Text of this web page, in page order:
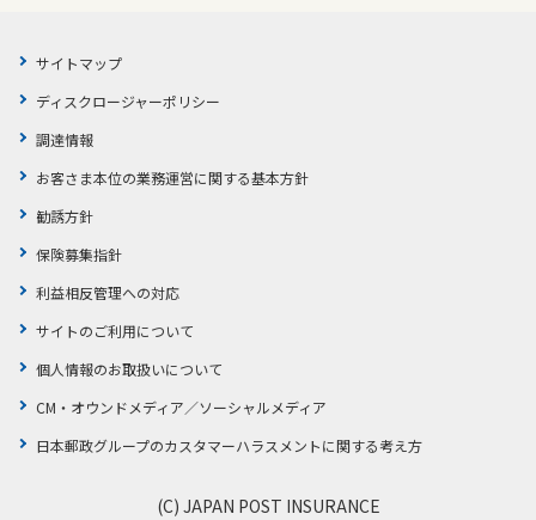
サイトマップ
ディスクロージャーポリシー
調達情報
お客さま本位の業務運営に関する基本方針
勧誘方針
保険募集指針
利益相反管理への対応
サイトのご利用について
個人情報のお取扱いについて
CM・オウンドメディア／ソーシャルメディア
日本郵政グループのカスタマーハラスメントに関する考え方
(C) JAPAN POST INSURANCE